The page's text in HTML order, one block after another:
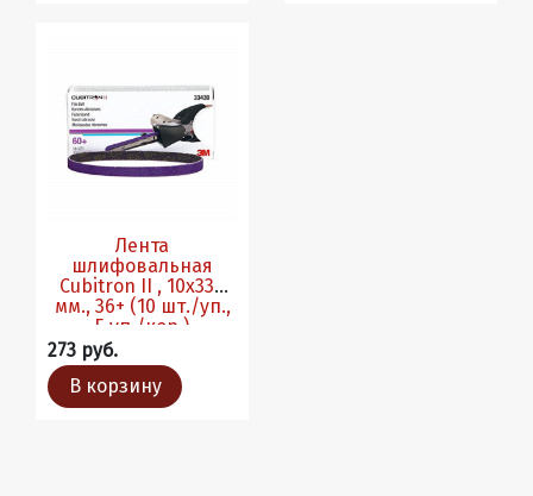
Лента
шлифовальная
Cubitron II , 10х330
мм., 36+ (10 шт./уп.,
5 уп./кор.)
273 руб.
В корзину